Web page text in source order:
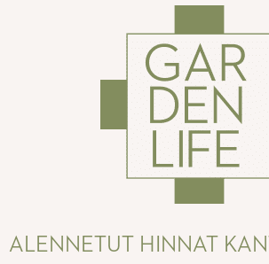
ALENNETUT HINNAT